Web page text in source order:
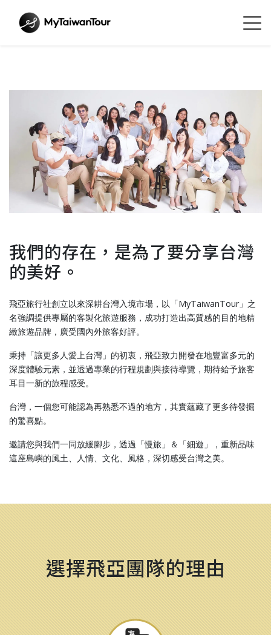
我們的存在，是為了要分享台灣
的美好。
飛亞旅行社創立以來深耕台灣入境市場，以「MyTaiwanTour」之
名強調提供專屬的客製化旅遊服務，成功打造出高質感的目的地精
緻旅遊品牌，廣受國內外旅客好評。
秉持「讓更多人愛上台灣」的初衷，飛亞致力開發在地豐富多元的
深度體驗元素，並透過專業的行程規劃與接待導覽，期待給予旅客
耳目一新的旅程感受。
台灣，一個您可能認為再熟悉不過的地方，其實蘊藏了更多待發掘
的驚喜點。
邀請您與我們一同放緩腳步，透過「慢旅」＆「細遊」，重新品味
這座島嶼的風土、人情、文化、風格，深切感受台灣之美。
選擇飛亞團隊的理由